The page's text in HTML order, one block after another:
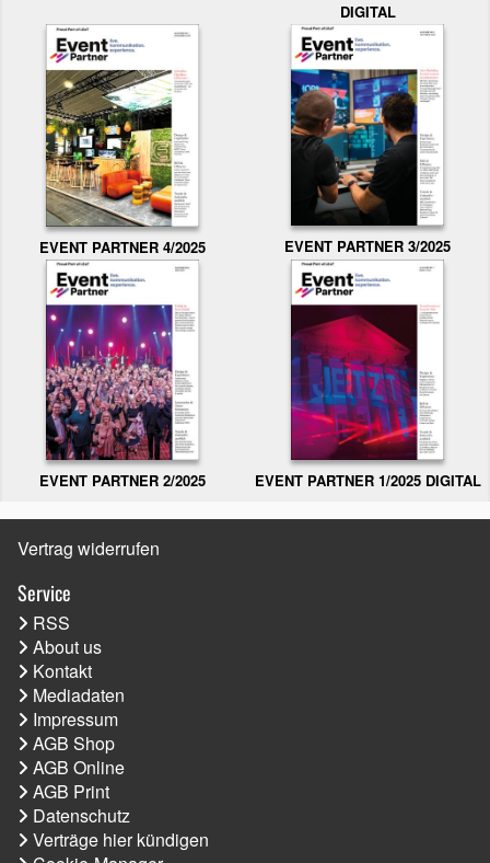
DIGITAL
EVENT PARTNER 4/2025 EVENT PARTNER 3/2025
EVENT PARTNER 2/2025 EVENT PARTNER 1/2025 DIGITAL
Vertrag widerrufen
Service
RSS
About us
Kontakt
Mediadaten
Impressum
AGB Shop
AGB Online
AGB Print
Datenschutz
Verträge hier kündigen